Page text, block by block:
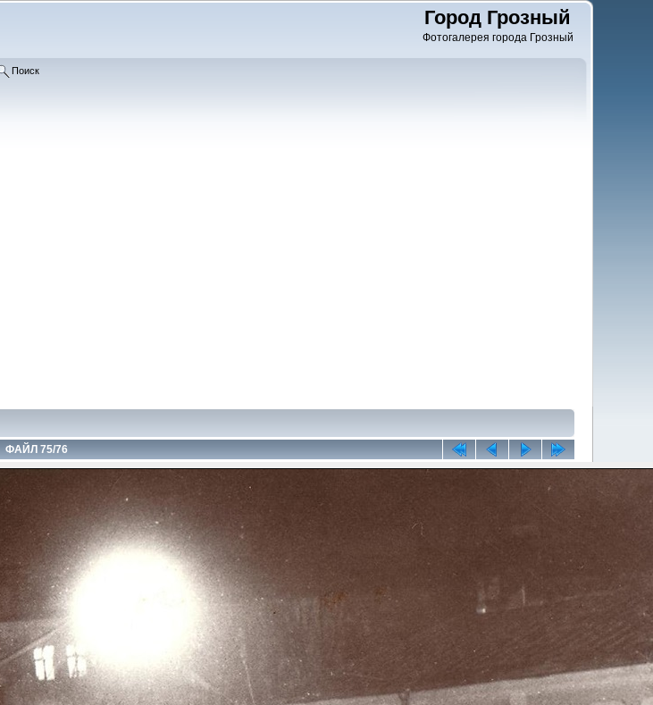
Город Грозный
Фотогалерея города Грозный
Поиск
ФАЙЛ 75/76